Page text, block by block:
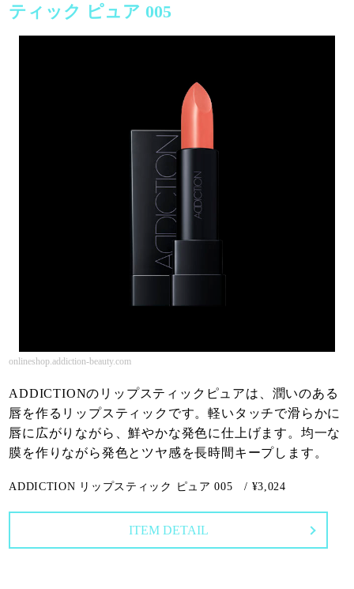
ティック ピュア 005
onlineshop.addiction-beauty.com
ADDICTIONのリップスティックピュアは、潤いのある
唇を作るリップスティックです。軽いタッチで滑らかに
唇に広がりながら、鮮やかな発色に仕上げます。均一な
膜を作りながら発色とツヤ感を長時間キープします。
ADDICTION リップスティック ピュア 005 / ¥3,024
ITEM DETAIL